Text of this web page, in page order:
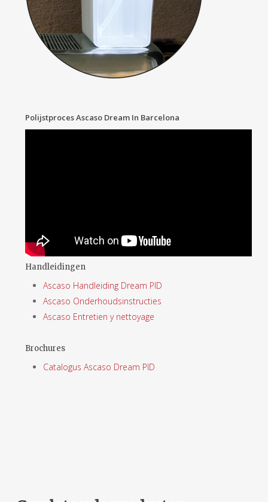
Polijstproces Ascaso Dream In Barcelona
Handleidingen
Ascaso Handleiding Dream PID
Ascaso Onderhoudsinstructies
Ascaso Entretien y nettoyage
Brochures
Catalogus Ascaso Dream PID